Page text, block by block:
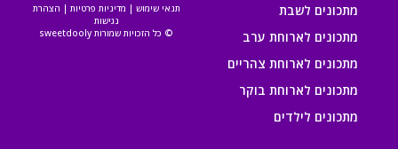
מתכונים לשבת
מתכונים לארוחת ערב
מתכונים לארוחת צהריים
מתכונים לארוחת בוקר
מתכונים לילדים
תנאי שימוש | מדיניות פרטיות | הצהרת
נגישות
© כל הזכויות שמורות sweetdooly